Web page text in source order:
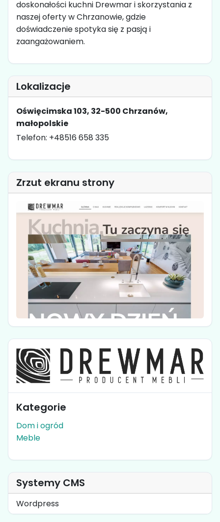
doskonałości kuchni Drewmar i skorzystania z
naszej oferty w Chrzanowie, gdzie
doświadczenie spotyka się z pasją i
zaangażowaniem.
Lokalizacje
Oświęcimska 103, 32-500 Chrzanów,
małopolskie
Telefon: +48516 658 335
Zrzut ekranu strony
Kategorie
Dom i ogród
Meble
Systemy CMS
Wordpress